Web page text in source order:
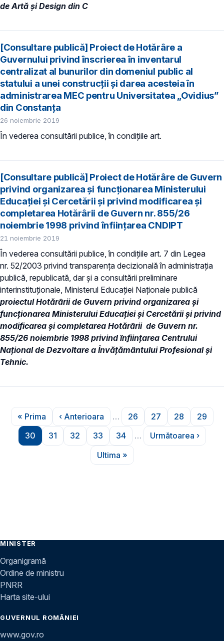
de Artă și Design din C
[Consultare publică] Proiect de Hotărâre a
Guvernului privind înscrierea în inventarul
centralizat al bunurilor din domeniul public al
statului a unei construcții și darea acesteia în
administrarea MEC pentru Universitatea „Ovidius”
din Constanța
26 noiembrie 2019
În vederea consultării publice, în condiţiile art.
[Consultare publică] Proiect de Hotărâre de Guvern
privind organizarea și funcționarea Ministerului
Educației și Cercetării și privind modificarea și
completarea Hotărârii de Guvern nr. 855/26
noiembrie 1998 privind înfiinţarea CNDIPT
21 noiembrie 2019
În vederea consultării publice, în condiţiile art. 7 din Legea
nr. 52/2003 privind transparenţa decizională în administraţia
publică, republicată, dar și a consultării preliminare
interinstituționale, Ministerul Educaţiei Naţionale publică
proiectul Hotărârii de Guvern privind organizarea și
funcționarea Ministerului Educației și Cercetării și privind
modificarea și completarea Hotărârii de Guvern nr.
855/26 noiembrie 1998 privind înfiinţarea Centrului
Naţional de Dezvoltare a Învăţământului Profesional şi
Tehnic.
Paginare
Prima pagină
« Prima
Pagina anterioară
‹ Anterioara …
Pagina
26
Pagina
27
Pagina
28 29
Pagina
30
Pagina
31
Pagina
32
Pagina
33
Pagina
34 …
Pagina
Următoarea ›
Ultima pagină
Ultima »
MINISTER
Organigramă
Ordine de ministru
PNRR
Harta site-ului
GUVERNUL ROMÂNIEI
www.gov.ro